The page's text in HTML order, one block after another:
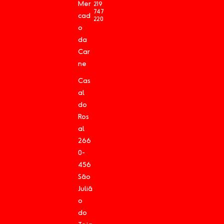
Mer
cad
o
da
Car
ne
Cas
al
do
Ros
al
266
0-
456
São
Juliã
o
do
219
747
220